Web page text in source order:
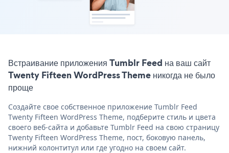
Встраивание приложения Tumblr Feed на ваш сайт
Twenty Fifteen WordPress Theme никогда не было
проще
Создайте свое собственное приложение Tumblr Feed
Twenty Fifteen WordPress Theme, подберите стиль и цвета
своего веб-сайта и добавьте Tumblr Feed на свою страницу
Twenty Fifteen WordPress Theme, пост, боковую панель,
нижний колонтитул или где угодно на своем сайт.